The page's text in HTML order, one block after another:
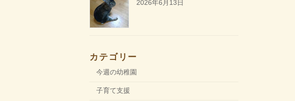
2026年6月13日
カテゴリー
今週の幼稚園
子育て支援